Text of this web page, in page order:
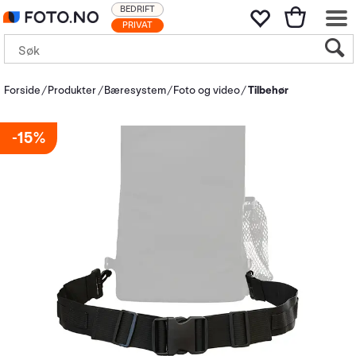
PRIVAT
BEDRIFT
Forside Produkter Bæresystem Foto og video Tilbehør
15%